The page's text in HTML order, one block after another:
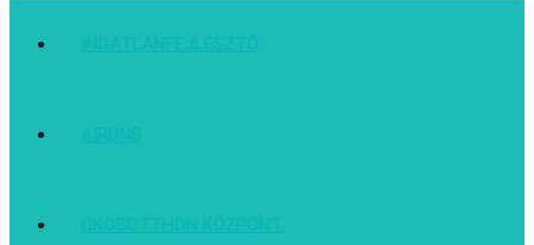
INGATLANFEJLESZTŐ
AIRBNB
OKOSOTTHON KÖZPONT